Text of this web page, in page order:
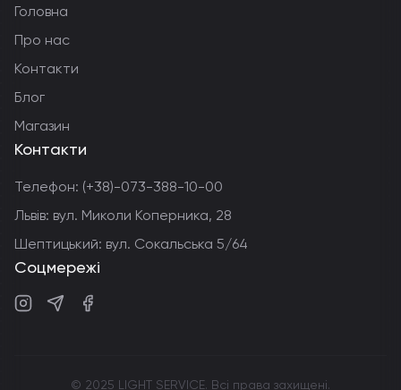
Головна
Про нас
Контакти
Блог
Магазин
Контакти
Телефон: (+38)-073-388-10-00
Львів: вул. Миколи Коперника, 28
Шептицький: вул. Сокальська 5/64
Соцмережі
© 2025 LIGHT SERVICE. Всі права захищені.